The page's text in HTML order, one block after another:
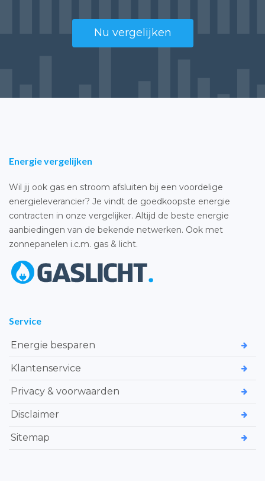
Nu vergelijken
Energie vergelijken
Wil jij ook gas en stroom afsluiten bij een voordelige
energieleverancier? Je vindt de goedkoopste energie
contracten in onze vergelijker. Altijd de beste energie
aanbiedingen van de bekende netwerken. Ook met
zonnepanelen i.c.m. gas & licht.
Service
Energie besparen
Klantenservice
Privacy & voorwaarden
Disclaimer
Sitemap